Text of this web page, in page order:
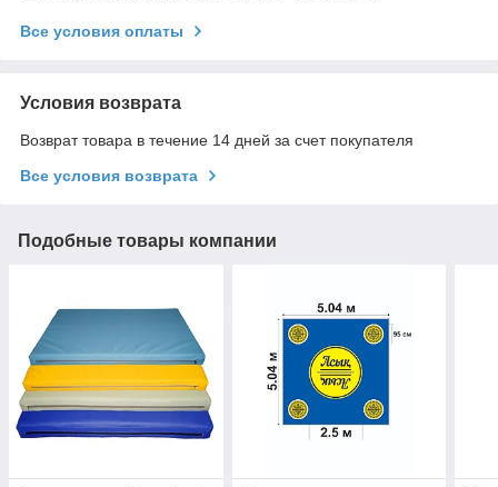
Все условия оплаты
Условия возврата
Возврат товара в течение 14 дней за счет покупателя
Все условия возврата
Подобные товары компании